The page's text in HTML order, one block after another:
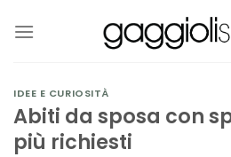
IDEE E CURIOSITÀ
Abiti da sposa con
più richiesti